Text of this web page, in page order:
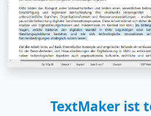
TextMaker ist